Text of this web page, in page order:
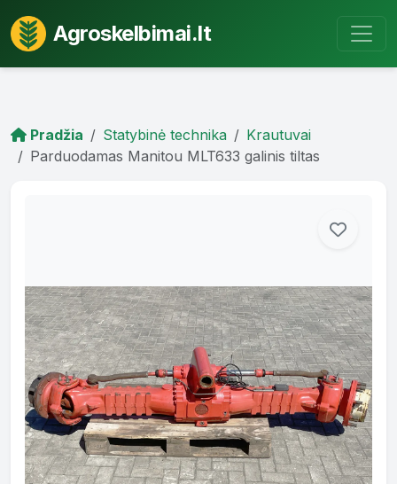
Agroskelbimai.lt
Pradžia Statybinė technika
Krautuvai
Parduodamas Manitou MLT633 galinis tiltas